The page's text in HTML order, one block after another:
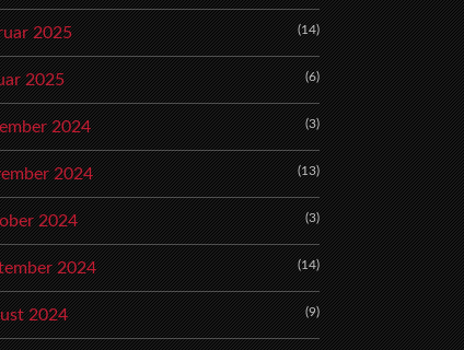
2025 (14)
2025 (6)
2024 (3)
2024 (13)
2024 (3)
2024 (14)
2024 (9)